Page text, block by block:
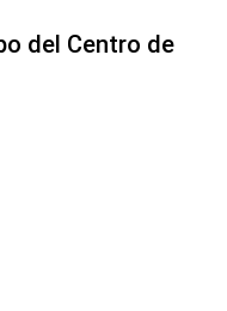
del Centro de